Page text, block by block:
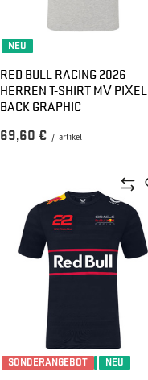
NEU
RED BULL RACING 2026
HERREN T-SHIRT MV PIXEL
BACK GRAPHIC
69,60 € / artikel
SONDERANGEBOT NEU